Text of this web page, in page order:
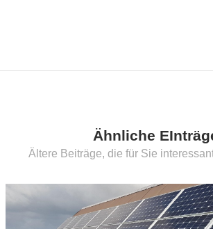
Ähnliche
Ältere Beiträge, die für Sie